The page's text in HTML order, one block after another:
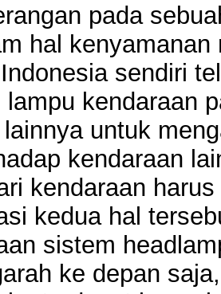
pada
hal
sendiri
lampu kendaraan
untuk
kendaraan
kendaraan
kedua hal
sistem
ke depan